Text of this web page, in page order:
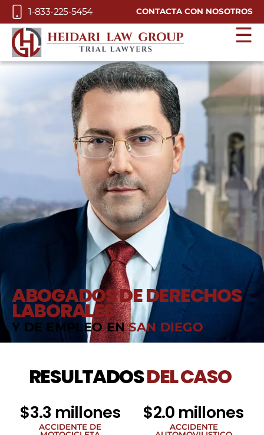
Skip to Main Content
1-833-225-5454 CONTACTA CON NOSOTROS
☰
ABOGADOS DE DERECHOS
LABORALES
Y DE EMPLEO ENSAN DIEGO
RESULTADOSDEL CASO
$3.3 millones
ACCIDENTE DE
$2.0 millones
ACCIDENTE